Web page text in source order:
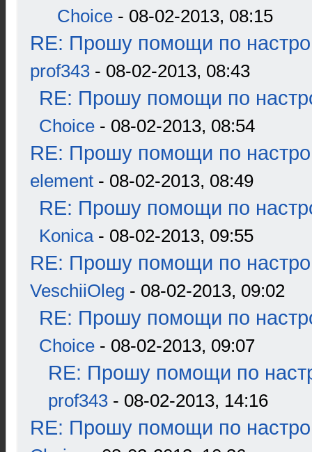
Choice - 08-02-2013, 08:15
RE: Прошу помощи по
prof343 - 08-02-2013, 08:43
RE: Прошу помощи по
Choice - 08-02-2013, 08:54
RE: Прошу помощи по
element - 08-02-2013, 08:49
RE: Прошу помощи по
Konica- 08-02-2013, 09:55
RE: Прошу помощи по
VeschiiOleg - 08-02-2013, 09:02
RE: Прошу помощи по
Choice - 08-02-2013, 09:07
RE: Прошу помощи по
prof343 - 08-02-2013, 14:16
RE: Прошу помощи по